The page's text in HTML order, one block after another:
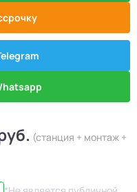
(станция + монтаж +